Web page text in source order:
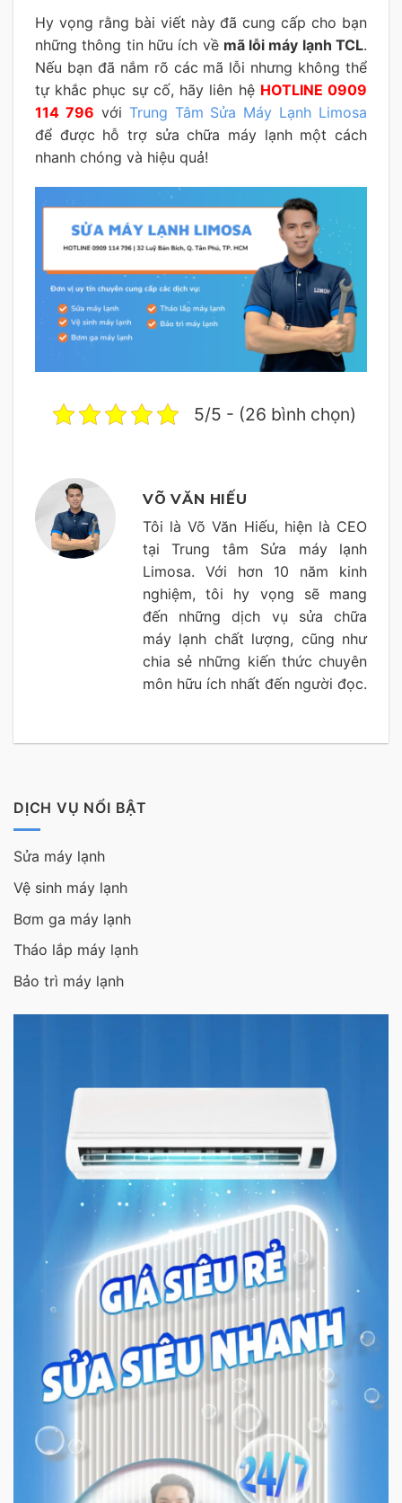
Hy vọng rằng bài viết này đã cung cấp cho bạn
những thông tin hữu ích về mã lỗi máy lạnh TCL.
Nếu bạn đã nắm rõ các mã lỗi nhưng không thể
tự khắc phục sự cố, hãy liên hệ HOTLINE 0909
114 796 với Trung Tâm Sửa Máy Lạnh Limosa
để được hỗ trợ sửa chữa máy lạnh một cách
nhanh chóng và hiệu quả!
5/5 - (26 bình chọn)
VÕ VĂN HIẾU
Tôi là Võ Văn Hiếu, hiện là CEO
tại Trung tâm Sửa máy lạnh
Limosa. Với hơn 10 năm kinh
nghiệm, tôi hy vọng sẽ mang
đến những dịch vụ sửa chữa
máy lạnh chất lượng, cũng như
chia sẻ những kiến thức chuyên
môn hữu ích nhất đến người đọc.
DỊCH VỤ NỔI BẬT
Sửa máy lạnh
Vệ sinh máy lạnh
Bơm ga máy lạnh
Tháo lắp máy lạnh
Bảo trì máy lạnh